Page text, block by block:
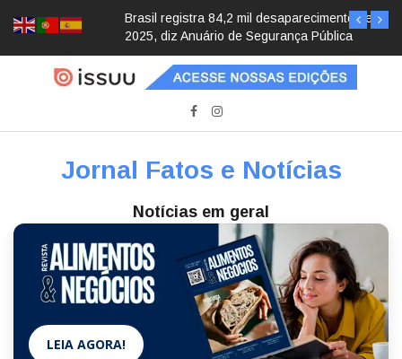
Brasil registra 84,2 mil desaparecimentos em
2025, diz Anuário de Segurança Pública
Jornal Fatos e Notícias
Notícias em geral
LEIA AGORA!